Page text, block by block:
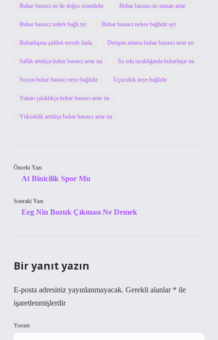
Buhar basıncı ne ile doğru orantılıdır Buhar basıncı ne zaman artar
Buhar basıncı nelere bağlı tyt Buhar basıncı nelere bağlıdır ayt
Buharlaşma şiddeti nerede fazla Derişim artarsa buhar basıncı artar mı
Saflık arttıkça buhar basıncı artar mı Su oda sıcaklığında buharlaşır mı
Suyun buhar basıncı neye bağlıdır Uçuculuk neye bağlıdır
Yukarı çıkıldıkça buhar basıncı artar mı
Yükseklik arttıkça buhar basıncı artar mı
Önceki Yazı
At Binicilik Spor Mu
Sonraki Yazı
Eeg Nin Bozuk Çıkması Ne Demek
Bir yanıt yazın
E-posta adresiniz yayınlanmayacak. Gerekli alanlar * ile
işaretlenmişlerdir
Yorum